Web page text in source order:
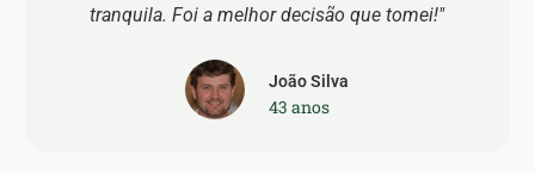
tranquila. Foi a melhor decisão que tomei!"
João Silva
43 anos